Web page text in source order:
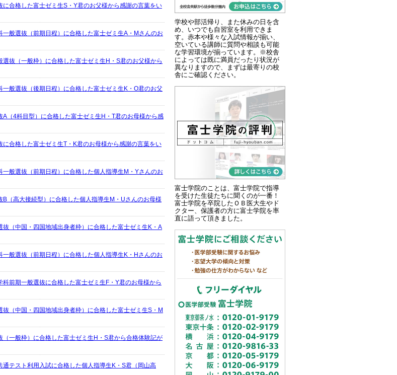
に合格した富士ゼミ生S・Y君のお父様から感謝の言葉をい
一般選抜（前期日程）に合格した富士ゼミ生A・Mさんのお
選抜（一般枠）に合格した富士ゼミ生H・S君のお父様から
一般選抜（後期日程）に合格した富士ゼミ生K・O君のお父
A（4科目型）に合格した富士ゼミ生H・T君のお母様から感
に合格した富士ゼミ生T・K君のお母様から感謝の言葉をい
一般選抜（前期日程）に合格した個人指導生M・Yさんのお
B（高大接続型）に合格した個人指導生M・Uさんのお母様
抜（中国・四国地域出身者枠）に合格した富士ゼミ生K・A
一般選抜（前期日程）に合格した個人指導生K・Hさんのお
科前期一般選抜に合格した富士ゼミ生F・Y君のお母様から
抜（中国・四国地域出身者枠）に合格した富士ゼミ生S・M
（一般枠）に合格した富士ゼミ生H・S君から合格体験記が
通テスト利用入試に合格した個人指導生K・S君（岡山高
学校や部活帰り、また休みの日を含
め、いつでも自習室を利用できま
す。赤本や様々な入試情報が揃い、
空いている講師に質問や相談も可能
な学習環境が揃っています。※校舎
によっては既に満員だったり状況が
異なりますので、まずは最寄りの校
舎にご確認ください。
富士学院のことは、富士学院で指導
を受けた生徒たちに聞くのが一番！
富士学院を卒院したＯＢ医大生やド
クター、保護者の方に富士学院を率
直に語って頂きました。